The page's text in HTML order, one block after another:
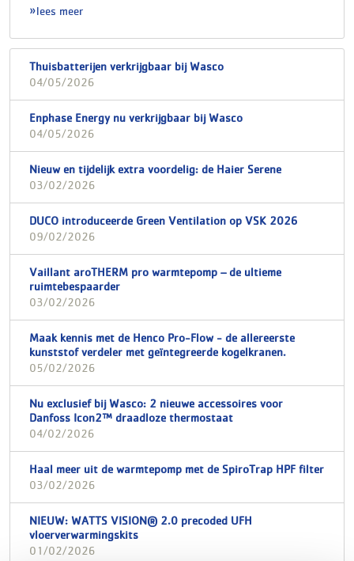
lees meer
Thuisbatterijen verkrijgbaar bij Wasco
04/05/2026
Enphase Energy nu verkrijgbaar bij Wasco
04/05/2026
Nieuw en tijdelijk extra voordelig: de Haier Serene
03/02/2026
DUCO introduceerde Green Ventilation op VSK 2026
09/02/2026
Vaillant aroTHERM pro warmtepomp – de ultieme
ruimtebespaarder
03/02/2026
Maak kennis met de Henco Pro-Flow - de allereerste
kunststof verdeler met geïntegreerde kogelkranen.
05/02/2026
Nu exclusief bij Wasco: 2 nieuwe accessoires voor
Danfoss Icon2™ draadloze thermostaat
04/02/2026
Haal meer uit de warmtepomp met de SpiroTrap HPF filter
03/02/2026
NIEUW: WATTS VISION® 2.0 precoded UFH
vloerverwarmingskits
01/02/2026